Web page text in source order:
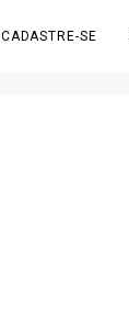
CADASTRE-SE